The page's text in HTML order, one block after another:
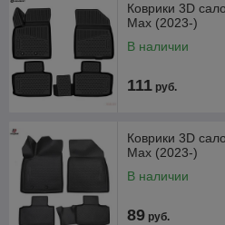
Коврики 3D
Max (2023-)
В наличии
111 руб.
Коврики 3D
Max (2023-)
В наличии
89 руб.